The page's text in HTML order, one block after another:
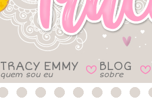
TRACY EMMY
quem sou eu B BLOG
sobre B